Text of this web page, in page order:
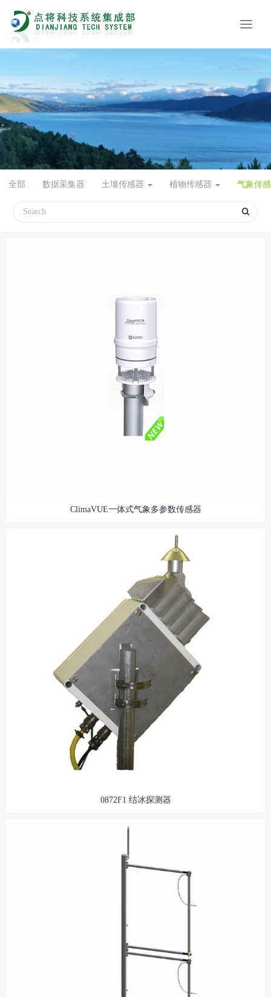
全部 数据采集器 土壤传感器 植物传感器 气象传
ClimaVUE一体式气象多参数传感器
0872F1 结冰探测器